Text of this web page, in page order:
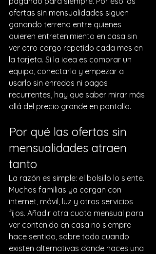
ofertas sin mensualidades siguen
ganando terreno entre quienes
quieren entretenimiento en casa sin
ver otro cargo repetido cada mes en
la tarjeta. Si la idea es comprar un
equipo, conectarlo y empezar a
usarlo sin enredos ni pagos
recurrentes, hay que saber mirar más
allá del precio grande en pantalla.
Por qué las ofertas sin
mensualidades atraen
tanto
La razón es simple: el bolsillo lo siente.
Muchas familias ya cargan con
internet, móvil, luz y otros servicios
fijos. Añadir otra cuota mensual para
ver contenido en casa no siempre
hace sentido, sobre todo cuando
existen alternativas donde haces una